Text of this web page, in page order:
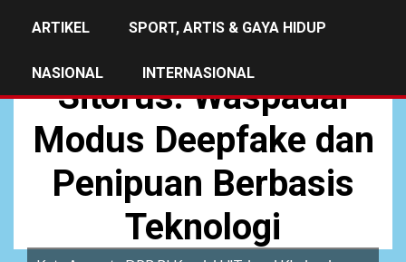
ARTIKEL SPORT, ARTIS & GAYA HIDUP
NASIONAL INTERNASIONAL
Sitorus: Waspadai
Modus Deepfake dan
Penipuan Berbasis
Teknologi